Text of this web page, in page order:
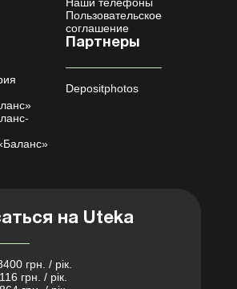
Пользовательское
соглашение
Партнеры
Depositphotos
на Uteka
грн. / рік.
грн. / рік.